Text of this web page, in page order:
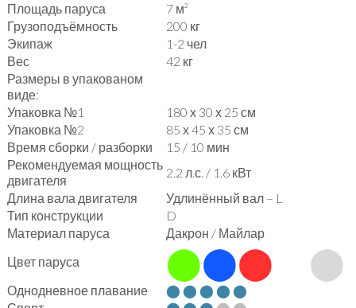
Площадь паруса
7 м²
Грузоподъёмность
200 кг
Экипаж
1-2 чел
Вес
42 кг
Размеры в упакованом
виде:
Упаковка №1
180 х 30 х 25 см
Упаковка №2
85 х 45 х 35 см
Время сборки / разборки
15 / 10 мин
Рекомендуемая мощность
двигателя
2.2 л.с. / 1.6 кВт
Длина вала двигателя
Удлинённый вал – L
Тип конструкции
D
Материал паруса
Дакрон / Майлар
Цвет паруса
⬤⬤⬤ ⬤
Однодневное плавание
⬤ ⬤ ⬤ ⬤ ⬤